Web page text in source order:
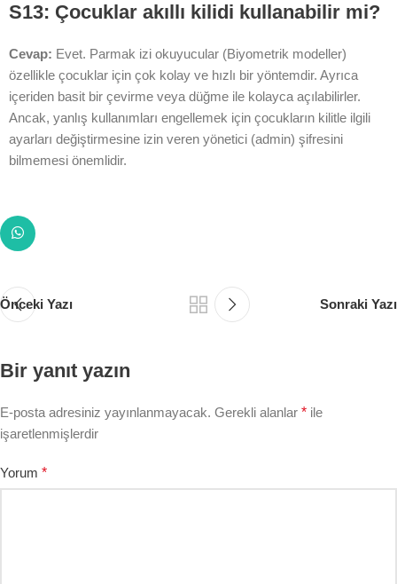
S13: Çocuklar akıllı kilidi kullanabilir mi?
Cevap: Evet. Parmak izi okuyucular (Biyometrik modeller)
özellikle çocuklar için çok kolay ve hızlı bir yöntemdir. Ayrıca
içeriden basit bir çevirme veya düğme ile kolayca açılabilirler.
Ancak, yanlış kullanımları engellemek için çocukların kilitle ilgili
ayarları değiştirmesine izin veren yönetici (admin) şifresini
bilmemesi önemlidir.
Önceki Yazı Sonraki Yazı
Bir yanıt yazın
E-posta adresiniz yayınlanmayacak. Gerekli alanlar * ile
işaretlenmişlerdir
Yorum *